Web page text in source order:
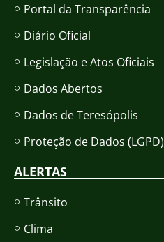
Portal da Transparência
Diário Oficial
Legislação e Atos Oficiais
Dados Abertos
Dados de Teresópolis
Proteção de Dados (LGPD)
ALERTAS
Trânsito
Clima